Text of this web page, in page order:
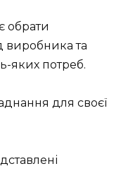
обрати
виробника та
яких потреб.
для своєї